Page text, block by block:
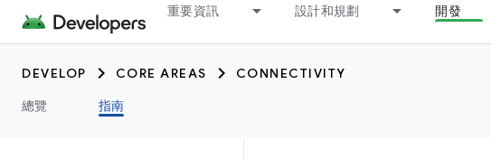
重要資訊 設計和規劃 開發
DEVELOP CORE AREAS
CONNECTIVITY
總覽
指南